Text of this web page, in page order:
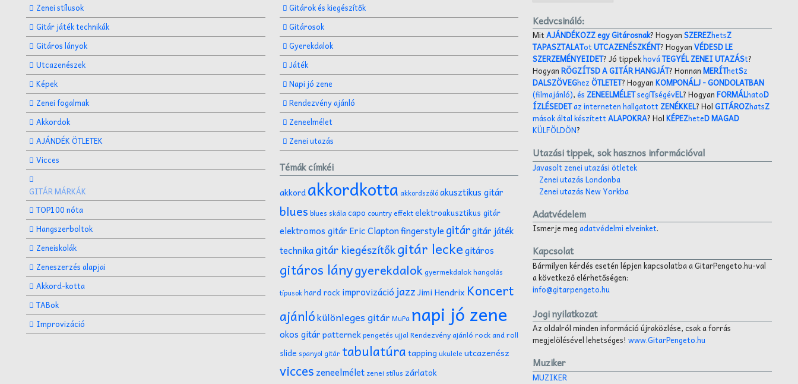
Zenei stílusok
Gitár játék technikák
Gitáros lányok
Utcazenészek
Képek
Zenei fogalmak
Akkordok
AJÁNDÉK ÖTLETEK
Vicces
GITÁR MÁRKÁK
TOP100 nóta
Hangszerboltok
Zeneiskolák
Zeneszerzés alapjai
Akkord-kotta
TABok
Improvizáció
Gitárok és kiegészítők
Gitárosok
Gyerekdalok
Játék
Napi jó zene
Rendezvény ajánló
Zeneelmélet
Zenei utazás
Témák címkéi
akkordakkordkotta akkordszólóakusztikus gitár
blues blues skálacapo country effektelektroakusztikus gitár
elektromos gitár Eric Claptonfingerstyle gitárgitár játék
technikagitár kiegészítőkgitár leckegitáros
gitáros lánygyerekdalokgyermekdalokhangolás
típusokhard rock improvizáció jazzJimi Hendrix Koncert
ajánlókülönleges gitár MuPa napi jó zene
okos gitárpatternekpengetés ujjal Rendezvény ajánló rock and roll
slide spanyol gitár tabulatúratapping ukulele utcazenész
vicces zeneelmélet zenei stílus zárlatok
Kedvcsináló:
MitAJÁNDÉKOZZ egy Gitárosnak? HogyanSZEREZhetsZ
TAPASZTALATotUTCAZENÉSZKÉNT? HogyanVÉDESD LE
SZERZEMÉNYEIDET? Jó tippekhováTEGYÉL ZENEI UTAZÁSt?
HogyanRÖGZÍTSD A GITÁR HANGJÁT? HonnanMERÍThetSz
DALSZÖVEGhezÖTLETET? HogyanKOMPONÁLJ- GONDOLATBAN
(filmajánló),és ZENEELMÉLETsegíTségévEL? HogyanFORMÁLhatoD
ÍZLÉSEDETaz interneten hallgatott ZENÉKKEL? HolGITÁROZhatsZ
mások által készítettALAPOKRA? HolKÉPEZheteD MAGAD
KÜLFÖLDÖN?
Utazási tippek, sok hasznos információval
Javasolt zenei utazási ötletek
Zenei utazás Londonba
Zenei utazás New Yorkba
Adatvédelem
Ismerje megadatvédelmi elveinket.
Kapcsolat
Bármilyen kérdés esetén lépjen kapcsolatba a GitarPengeto.hu-val
a következő elérhetőségen:
info@gitarpengeto.hu
Jogi nyilatkozat
Az oldalról minden információ újraközlése, csak a forrás
megjelölésével lehetséges!www.GitarPengeto.hu
Muziker
MUZIKER